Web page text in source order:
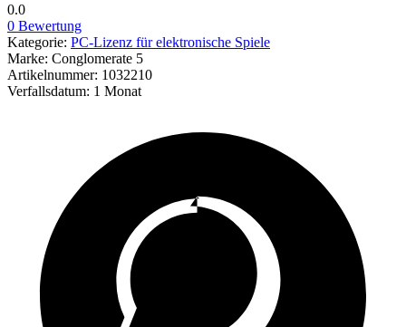
0.0
0 Bewertung
Kategorie: PC-Lizenz für elektronische Spiele
Marke: Conglomerate 5
Artikelnummer: 1032210
Verfallsdatum: 1 Monat